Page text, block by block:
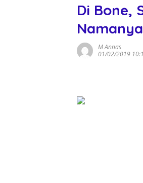
Di Bone,
Namanya
M Annas
01/02/2019